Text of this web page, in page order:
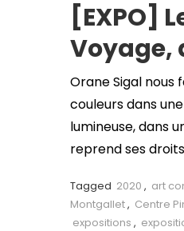
[EXPO]
Voyage,
Orane Sigal nous
couleurs dans
lumineuse, dans
reprend ses
Tagged 2020 , art
Montgallet, Centre
expositions ,